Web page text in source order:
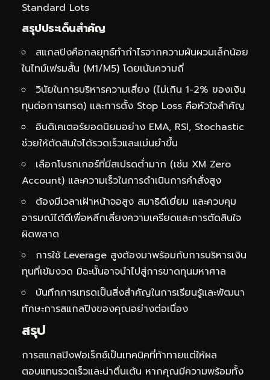
Standard Lots
สรุปประเด็นสำคัญ
สแกลปิงคือกลยุทธ์ทำกำไรจากความผันผวนเล็กน้อย
ในไทม์เฟรมสั้น (M1/M5) โดยเน้นความถี่
วินัยในการบริหารความเสี่ยง (ไม่เกิน 1-2% ของเงิน
ทุนต่อการเทรด) และการตั้ง Stop Loss คือหัวใจสำคัญ
อินดิเคเตอร์ยอดนิยมอย่าง EMA, RSI, Stochastic
ช่วยให้ตัดสินใจได้รวดเร็วและแม่นยำขึ้น
เลือกโบรกเกอร์ที่มีสเปรดต่ำมาก (เช่น XM Zero
Account) และความเร็วในการดำเนินการคำสั่งสูง
ต้องมีเวลาเฝ้าหน้าจอสูง สมาธิดีเยี่ยม และควบคุม
อารมณ์ได้ดีเพื่อหลีกเลี่ยงความเครียดและการตัดสินใจ
ผิดพลาด
การใช้ Leverage สูงต้องมาพร้อมกับการบริหารเงิน
ทุนที่เข้มงวด มิฉะนั้นอาจนำไปสู่การขาดทุนมหาศาล
บันทึกการเทรดเป็นสิ่งสำคัญในการเรียนรู้และพัฒนา
ทักษะการสแกลปิงของคุณอย่างต่อเนื่อง
สรุป
การสแกลปิงฟอเร็กซ์เป็นเทคนิคที่ท้าทายแต่ให้ผล
ตอบแทนรวดเร็วและน่าตื่นเต้น หากคุณมีความพร้อมทั้ง